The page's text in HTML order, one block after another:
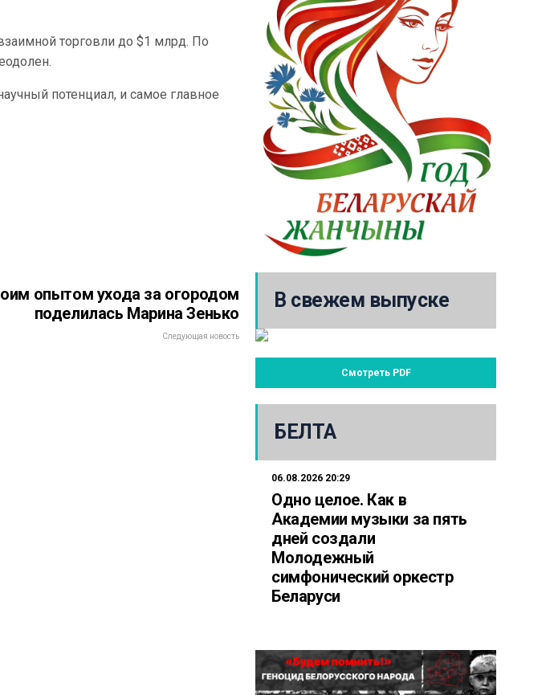
торговли до $1 млрд. По
потенциал, и самое главное
опытом ухода за огородом
поделилась Марина Зенько
Следующая новость
В свежем выпуске
Смотреть PDF
БЕЛТА
06.08.2026 20:29
Одно целое. Как в
Академии музыки за пять
дней создали
Молодежный
симфонический оркестр
Беларуси